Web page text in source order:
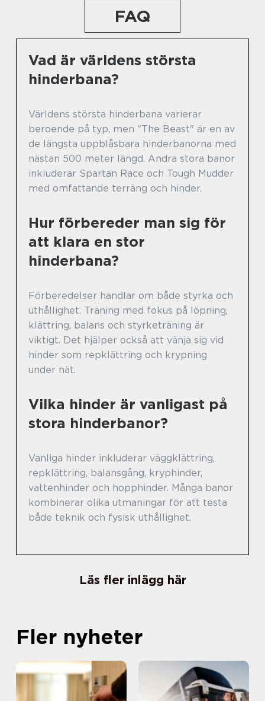
FAQ
Vad är världens största
hinderbana?
Världens största hinderbana varierar
beroende på typ, men "The Beast" är en av
de längsta uppblåsbara hinderbanorna med
nästan 500 meter längd. Andra stora banor
inkluderar Spartan Race och Tough Mudder
med omfattande terräng och hinder.
Hur förbereder man sig för
att klara en stor
hinderbana?
Förberedelser handlar om både styrka och
uthållighet. Träning med fokus på löpning,
klättring, balans och styrketräning är
viktigt. Det hjälper också att vänja sig vid
hinder som repklättring och krypning
under nät.
Vilka hinder är vanligast på
stora hinderbanor?
Vanliga hinder inkluderar väggklättring,
repklättring, balansgång, kryphinder,
vattenhinder och hopphinder. Många banor
kombinerar olika utmaningar för att testa
både teknik och fysisk uthållighet.
Läs fler inlägg här
Fler nyheter